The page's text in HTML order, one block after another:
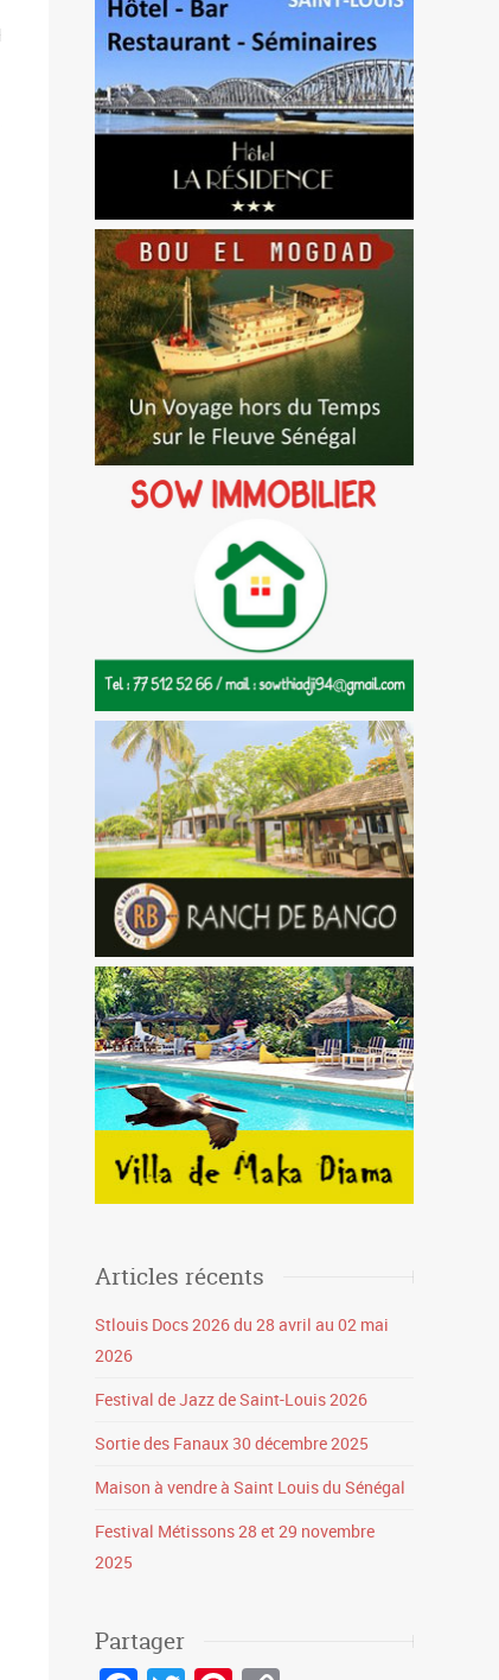
Articles récents
Stlouis Docs 2026 du 28 avril au 02 mai
2026
Festival de Jazz de Saint-Louis 2026
Sortie des Fanaux 30 décembre 2025
Maison à vendre à Saint Louis du Sénégal
Festival Métissons 28 et 29 novembre
2025
Partager